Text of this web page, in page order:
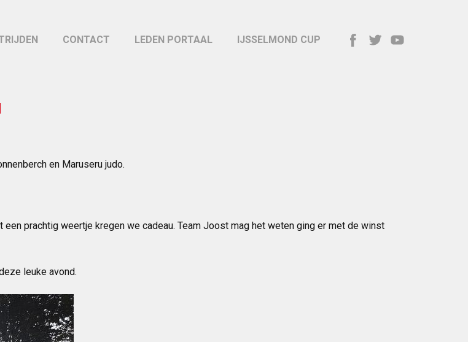
CONTACT LEDEN PORTAAL IJSSELMOND CUP
en Maruseru judo.
prachtig weertje kregen we cadeau. Team Joost mag het weten ging er met de winst
leuke avond.